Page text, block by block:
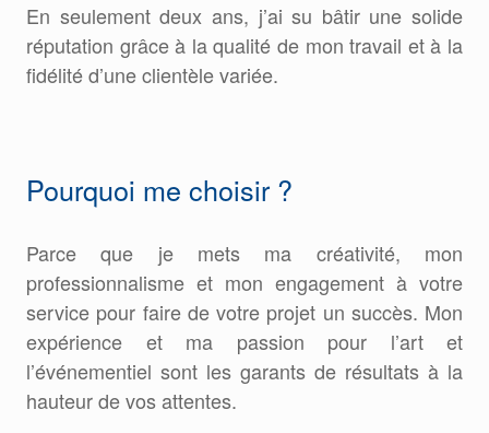
En seulement deux ans, j’ai su bâtir une solide
réputation grâce à la qualité de mon travail et à la
fidélité d’une clientèle variée.
Pourquoi me choisir ?
Parce que je mets ma créativité, mon
professionnalisme et mon engagement à votre
service pour faire de votre projet un succès. Mon
expérience et ma passion pour l’art et
l’événementiel sont les garants de résultats à la
hauteur de vos attentes.